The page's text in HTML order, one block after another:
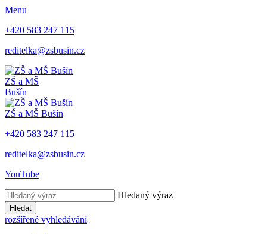
Menu
+420 583 247 115
reditelka@zsbusin.cz
ZŠ a MŠ
Bušín
ZŠ a MŠ Bušín
+420 583 247 115
reditelka@zsbusin.cz
YouTube
Hledaný výraz
Hledat
rozšířené vyhledávání